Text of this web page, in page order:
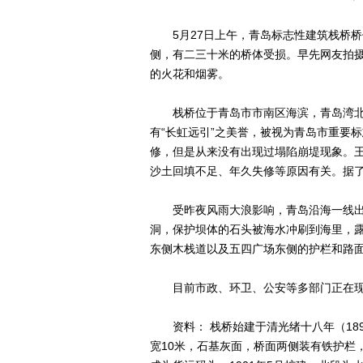
5月27日上午，青岛标志性建筑栈桥桥
侧，有二三十米的桥体受损。早先网友拍
的火花和烟雾。
栈桥位于青岛市市南区海滨，青岛湾北
有“长虹远引”之美誉，被视为青岛市重要
修，但是从来没有出现过塌陷崩堤现象。
沙土回填不足、年久失修等原因有关。据
受昨夜风雨大浪影响，青岛沿海一线出
洞，保护坝体的石头被海水冲刷到海里，
东侧木栈道以及五四广场东侧的护栏和路
目前市政、环卫、公安等多部门正在
资料： 栈桥始建于清光绪十八年（
宽10米，石基灰面，桥面两侧装有铁护栏